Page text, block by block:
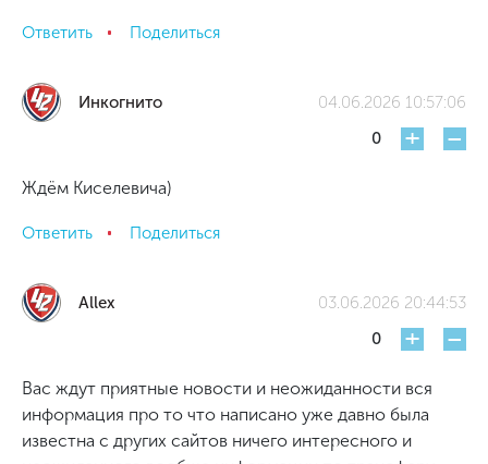
Ответить Поделиться
Инкогнито
04.06.2026 10:57:06
0
+ -
Ждём Киселевича)
Ответить Поделиться
Allex
03.06.2026 20:44:53
0
+ -
Вас ждут приятные новости и неожиданности вся
информация про то что написано уже давно была
известна с других сайтов ничего интересного и